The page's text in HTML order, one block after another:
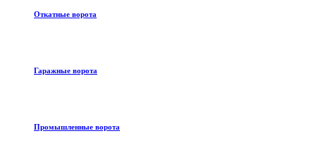
Откатные ворота
Гаражные ворота
Промышленные ворота